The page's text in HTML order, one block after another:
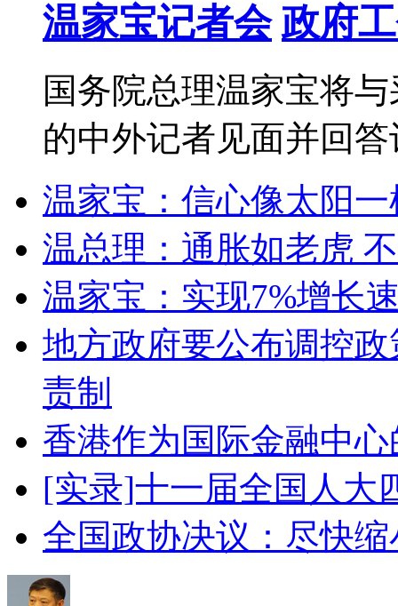
温家宝记者会 政府
国务院总理温家宝将
的中外记者见面并回
温家宝：信心像太阳
温总理：通胀如老虎
温家宝：实现7%增长
地方政府要公布调控
责制
香港作为国际金融中
[实录]十一届全国人大
全国政协决议：尽快